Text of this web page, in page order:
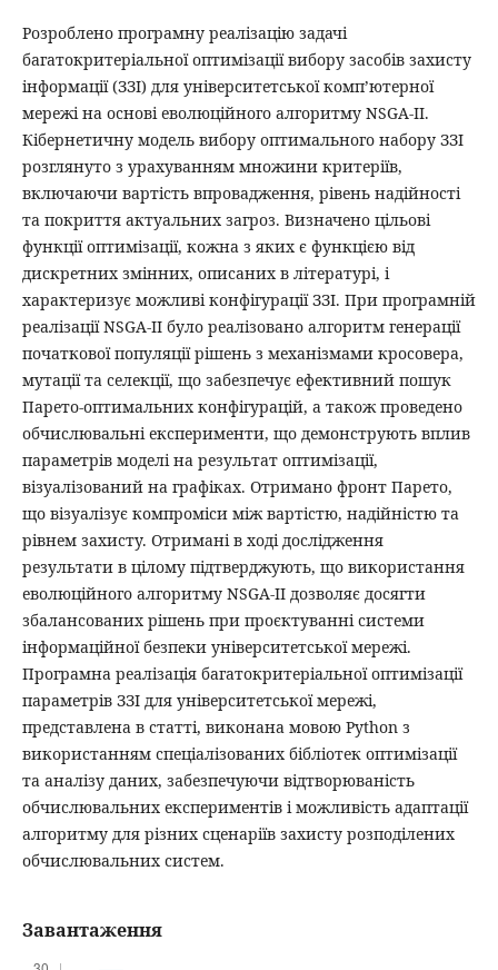
Розроблено програмну реалізацію задачі
багатокритеріальної оптимізації вибору засобів захисту
інформації (ЗЗІ) для університетської комп’ютерної
мережі на основі еволюційного алгоритму NSGA-II.
Кібернетичну модель вибору оптимального набору ЗЗІ
розглянуто з урахуванням множини критеріїв,
включаючи вартість впровадження, рівень надійності
та покриття актуальних загроз. Визначено цільові
функції оптимізації, кожна з яких є функцією від
дискретних змінних, описаних в літературі, і
характеризує можливі конфігурації ЗЗІ. При програмній
реалізації NSGA-II було реалізовано алгоритм генерації
початкової популяції рішень з механізмами кросовера,
мутації та селекції, що забезпечує ефективний пошук
Парето-оптимальних конфігурацій, а також проведено
обчислювальні експерименти, що демонструють вплив
параметрів моделі на результат оптимізації,
візуалізований на графіках. Отримано фронт Парето,
що візуалізує компроміси між вартістю, надійністю та
рівнем захисту. Отримані в ході дослідження
результати в цілому підтверджують, що використання
еволюційного алгоритму NSGA-II дозволяє досягти
збалансованих рішень при проєктуванні системи
інформаційної безпеки університетської мережі.
Програмна реалізація багатокритеріальної оптимізації
параметрів ЗЗІ для університетської мережі,
представлена в статті, виконана мовою Python з
використанням спеціалізованих бібліотек оптимізації
та аналізу даних, забезпечуючи відтворюваність
обчислювальних експериментів і можливість адаптації
алгоритму для різних сценаріїв захисту розподілених
обчислювальних систем.
Завантаження